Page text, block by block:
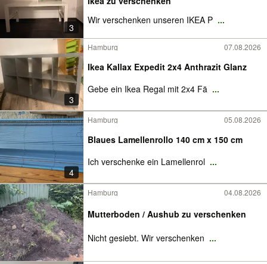
3
Wir verschenken unseren IKEA P ...
3
Hamburg 07.08.2026
Ikea Kallax Expedit 2x4 Anthrazit Glanz
Gebe ein Ikea Regal mit 2x4 Fä ...
4
Hamburg 05.08.2026
Blaues Lamellenrollo 140 cm x 150 cm
Ich verschenke ein Lamellenrol ...
Hamburg 04.08.2026
Mutterboden / Aushub zu verschenken
Nicht gesiebt. Wir verschenken ...